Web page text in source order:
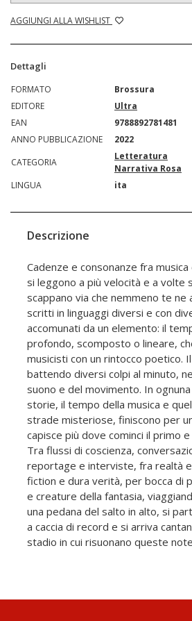
AGGIUNGI ALLA WISHLIST
Dettagli
FORMATO
Brossura
EDITORE
Ultra
EAN
9788892781481
ANNO PUBBLICAZIONE
2022
CATEGORIA
Letteratura
Narrativa Rosa
LINGUA
ita
Descrizione
Cadenze e consonanze fra
si leggono a più velocità e a volte
scappano via che nemmeno te ne
scritti in linguaggi diversi e con
accomunati da un elemento: il
profondo, scomposto o lineare,
musicisti con un rintocco poetico.
battendo diversi colpi al minuto,
suono e del movimento. In
storie, il tempo della musica e
strade misteriose, finiscono per
capisce più dove cominci il primo
Tra flussi di coscienza,
reportage e interviste, fra realtà
fiction e dura verità, per bocca di
e creature della fantasia,
una pedana del salto in alto, si
a caccia di record e si arriva
stadio in cui risuonano queste